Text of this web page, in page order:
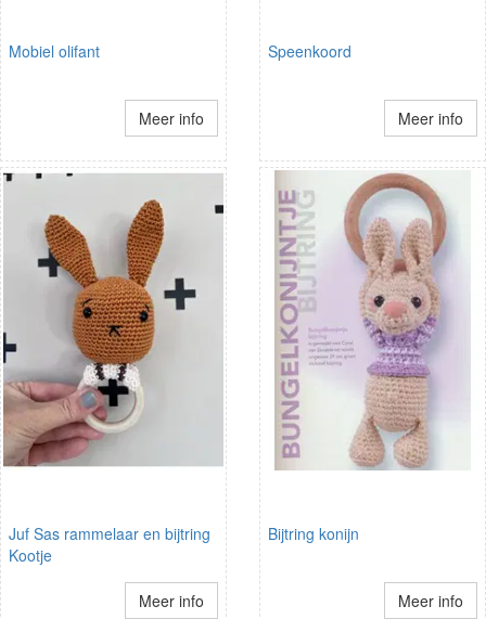
Mobiel olifant
Meer info
Speenkoord
Meer info
Juf Sas rammelaar en bijtring
Kootje
Meer info
Bijtring konijn
Meer info